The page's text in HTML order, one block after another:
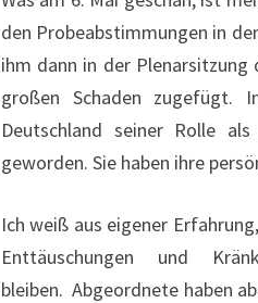
den Probeabstimmungen in
ihm dann in der Plenarsitzung
großen Schaden zugefügt.
Deutschland seiner Rolle
geworden. Sie haben ihre
Ich weiß aus eigener
Enttäuschungen und
bleiben. Abgeordnete haben